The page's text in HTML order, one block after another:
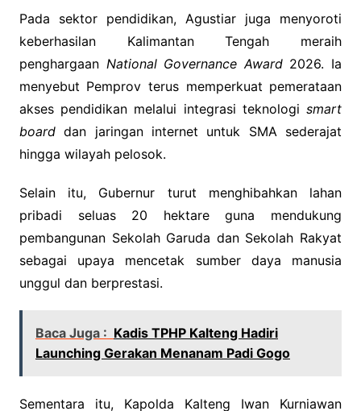
Pada sektor pendidikan, Agustiar juga menyoroti
keberhasilan Kalimantan Tengah meraih
penghargaan National Governance Award2026. Ia
menyebut Pemprov terus memperkuat pemerataan
akses pendidikan melalui integrasi teknologi smart
boarddan jaringan internet untuk SMA sederajat
hingga wilayah pelosok.
Selain itu, Gubernur turut menghibahkan lahan
pribadi seluas 20 hektare guna mendukung
pembangunan Sekolah Garuda dan Sekolah Rakyat
sebagai upaya mencetak sumber daya manusia
unggul dan berprestasi.
Baca Juga : Kadis TPHP Kalteng Hadiri
Launching Gerakan Menanam Padi Gogo
Sementara itu, Kapolda Kalteng Iwan Kurniawan